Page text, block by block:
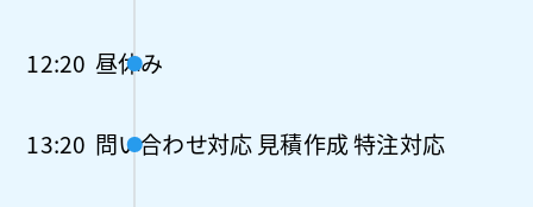
12:20 昼休み
13:20 問い合わせ対応 見積作成 特注対応